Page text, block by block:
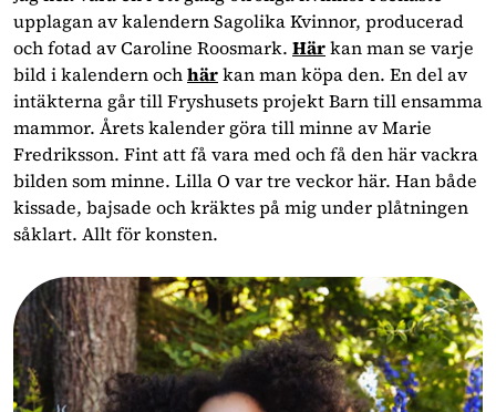
upplagan av kalendern Sagolika Kvinnor, producerad
och fotad av Caroline Roosmark. Härkan man se varje
bild i kalendern ochhärkan man köpa den. En del av
intäkterna går till Fryshusets projekt Barn till ensamma
mammor. Årets kalender göra till minne av Marie
Fredriksson. Fint att få vara med och få den här vackra
bilden som minne. Lilla O var tre veckor här. Han både
kissade, bajsade och kräktes på mig under plåtningen
såklart. Allt för konsten.